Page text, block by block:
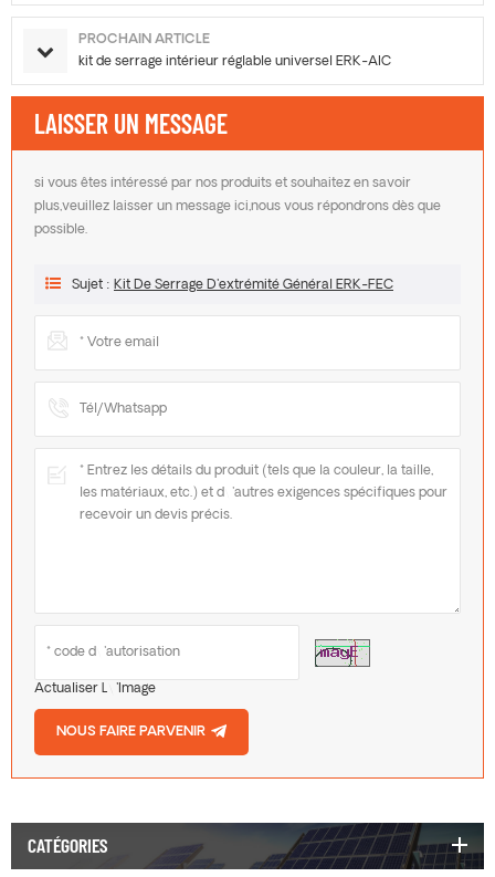
PROCHAIN ARTICLE
kit de serrage intérieur réglable universel ERK-AIC
LAISSER UN MESSAGE
si vous êtes intéressé par nos produits et souhaitez en savoir
plus,veuillez laisser un message ici,nous vous répondrons dès que
possible.
Sujet : Kit De Serrage D'extrémité Général ERK-FEC
Actualiser L\'image
NOUS FAIRE PARVENIR
CATÉGORIES